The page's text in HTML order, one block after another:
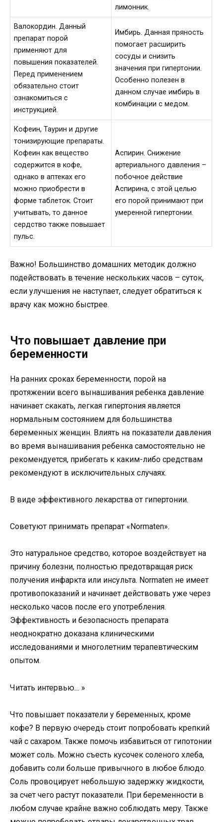
лимонник.
Валокордин. Данный
препарат порой
применяют для
повышения показателей.
Перед применением
обязательно стоит
ознакомиться с
инструкцией.
Имбирь. Данная пряность
помогает расширить
сосуды и снизить
значения при гипертонии.
Особенно полезен в
данном случае имбирь в
комбинации с медом.
Кофеин, Таурин и другие
тонизирующие препараты.
Кофеин как вещество
содержится в кофе,
однако в аптеках его
можно приобрести в
форме таблеток. Стоит
учитывать, то данное
сердство также повышает
пульс.
Аспирин. Снижение
артериального давления –
побочное действие
Аспирина, с этой целью
его порой принимают при
умеренной гипертонии.
Важно! Большинство домашних методик должно
подействовать в течение нескольких часов – суток,
если улучшения не наступает, следует обратиться к
врачу как можно быстрее.
Что повышает давление при
беременности
На ранних сроках беременности, порой на
протяжении всего вынашивания ребенка давление
начинает скакать, легкая гипертония является
нормальным состоянием для большинства
беременных женщин. Влиять на показатели давления
во время вынашивания ребенка самостоятельно не
рекомендуется, прибегать к каким-либо средствам
рекомендуют в исключительных случаях.
В виде эффективного лекарства от гипертонии.
Советуют принимать препарат «Normaten».
Это натуральное средство, которое воздействует на
причину болезни, полностью предотвращая риск
получения инфаркта или инсульта. Normaten не имеет
противопоказаний и начинает действовать уже через
несколько часов после его употребления.
Эффективность и безопасность препарата
неоднократно доказана клиническими
исследованиями и многолетним терапевтическим
опытом.
Читать интервью… »
Что повышает показатели у беременных, кроме
кофе? В первую очередь стоит попробовать крепкий
чай с сахаром. Также помочь избавиться от гипотонии
может соль. Можно съесть кусочек соленого хлеба,
добавить соли больше привычного в любое блюдо.
Соль провоцирует небольшую задержку жидкости,
за счет чего растут показатели. При беременности в
любом случае крайне важно соблюдать меру. Также